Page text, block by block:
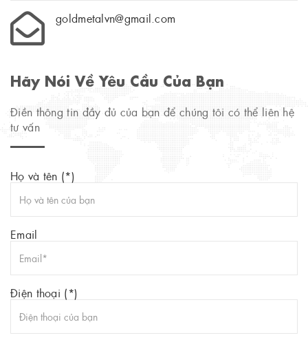
goldmetalvn@gmail.com
Hãy Nói Về Yêu Cầu Của Bạn
Điền thông tin đầy đủ của bạn để chúng tôi có thể liên hệ
tư vấn
Họ và tên (*)
Email
Điện thoại (*)